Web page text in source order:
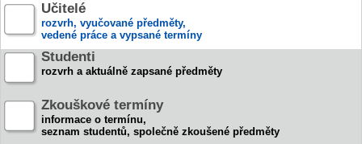
Učitelé
rozvrh, vyučované předměty,
vedené práce a vypsané termíny
Studenti
rozvrh a aktuálně zapsané předměty
Zkouškové termíny
informace o termínu,
seznam studentů, společně zkoušené předměty